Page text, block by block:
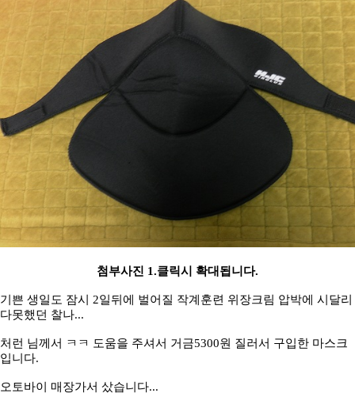
첨부사진 1.클릭시 확대됩니다.
기쁜 생일도 잠시 2일뒤에 벌어질 작계훈련 위장크림 압박에 시달리
다못했던 찰나...
처런 님께서 ㅋㅋ 도움을 주셔서 거금5300원 질러서 구입한 마스크
입니다.
오토바이 매장가서 샀습니다...